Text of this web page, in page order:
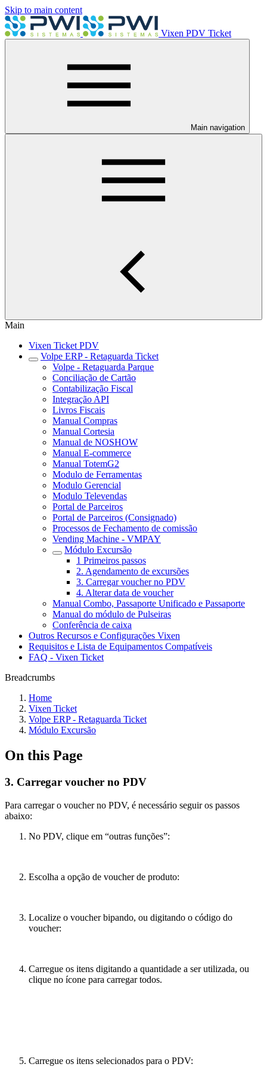
Skip to main content
Vixen PDV Ticket
Main navigation
Main
Vixen Ticket PDV
Volpe ERP - Retaguarda Ticket
Volpe - Retaguarda Parque
Conciliação de Cartão
Contabilização Fiscal
Integração API
Livros Fiscais
Manual Compras
Manual Cortesia
Manual de NOSHOW
Manual E-commerce
Manual TotemG2
Modulo de Ferramentas
Modulo Gerencial
Modulo Televendas
Portal de Parceiros
Portal de Parceiros (Consignado)
Processos de Fechamento de comissão
Vending Machine - VMPAY
Módulo Excursão
1 Primeiros passos
2. Agendamento de excursões
3. Carregar voucher no PDV
4. Alterar data de voucher
Manual Combo, Passaporte Unificado e Passaporte
Manual do módulo de Pulseiras
Conferência de caixa
Outros Recursos e Configurações Vixen
Requisitos e Lista de Equipamentos Compatíveis
FAQ - Vixen Ticket
Breadcrumbs
Home
Vixen Ticket
Volpe ERP - Retaguarda Ticket
Módulo Excursão
On this Page
3. Carregar voucher no PDV
Para carregar o voucher no PDV, é necessário seguir os passos
abaixo:
No PDV, clique em “outras funções”:
Escolha a opção de voucher de produto:
Localize o voucher bipando, ou digitando o código do
voucher:
Carregue os itens digitando a quantidade a ser utilizada, ou
clique no ícone para carregar todos.
Carregue os itens selecionados para o PDV: